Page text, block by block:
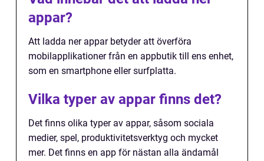
appar?
Att ladda ner appar betyder att överföra
mobilapplikationer från en appbutik till ens enhet,
som en smartphone eller surfplatta.
Vilka typer av appar finns det?
Det finns olika typer av appar, såsom sociala
medier, spel, produktivitetsverktyg och mycket
mer. Det finns en app för nästan alla ändamål